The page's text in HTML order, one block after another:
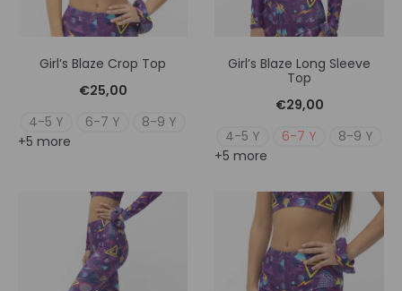
Girl’s Blaze Crop Top
€25,00
4-5 Y
6-7 Y
8-9 Y
+5 more
Girl’s Blaze Long Sleeve
Top
€29,00
4-5 Y
6-7 Y
8-9 Y
+5 more